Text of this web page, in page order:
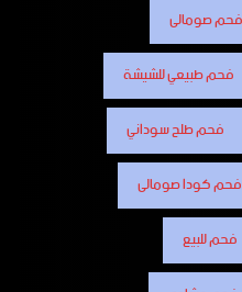
فحم صومالى
فحم طبيعي للشيشة
فحم طلح سوداني
فحم كودا صومالى
فحم للبيع